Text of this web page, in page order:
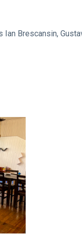
Brescansin,